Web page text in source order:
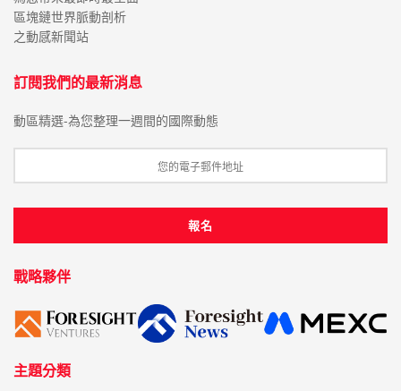
區塊鏈世界脈動剖析
之動感新聞站
訂閱我們的最新消息
動區精選-為您整理一週間的國際動態
戰略夥伴
主題分類